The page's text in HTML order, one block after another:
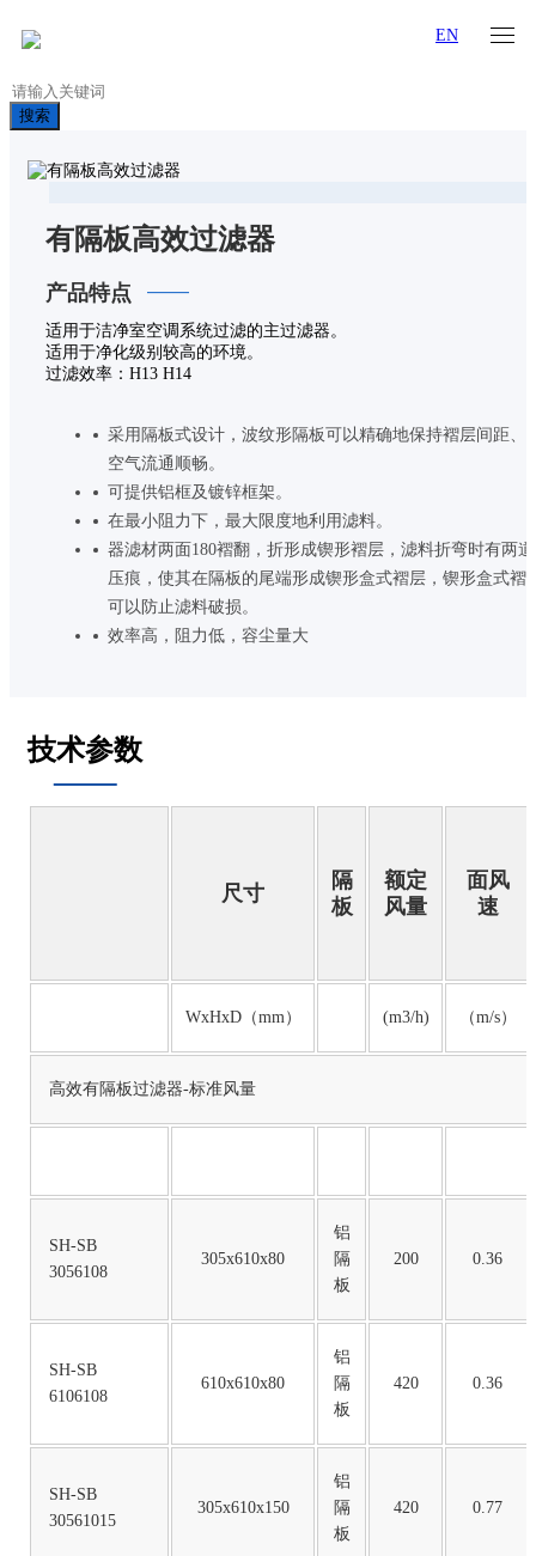
EN
搜索
有隔板高效过滤器
产品特点
适用于洁净室空调系统过滤的主过滤器。
适用于净化级别较高的环境。
过滤效率：H13 H14
采用隔板式设计，波纹形隔板可以精确地保持褶层间距、
空气流通顺畅。
可提供铝框及镀锌框架。
在最小阻力下，最大限度地利用滤料。
器滤材两面180褶翻，折形成锲形褶层，滤料折弯时有两道
压痕，使其在隔板的尾端形成锲形盒式褶层，锲形盒式褶
可以防止滤料破损。
效率高，阻力低，容尘量大
技术参数
尺寸
隔
板
额定
风量
面风
速
WxHxD（mm） (m3/h) （m/s）
高效有隔板过滤器-标准风量
SH-SB
3056108
305x610x80
铝
隔
板
200 0.36
SH-SB
6106108
610x610x80
铝
隔
板
420 0.36
SH-SB
30561015
305x610x150
铝
隔
板
420 0.77